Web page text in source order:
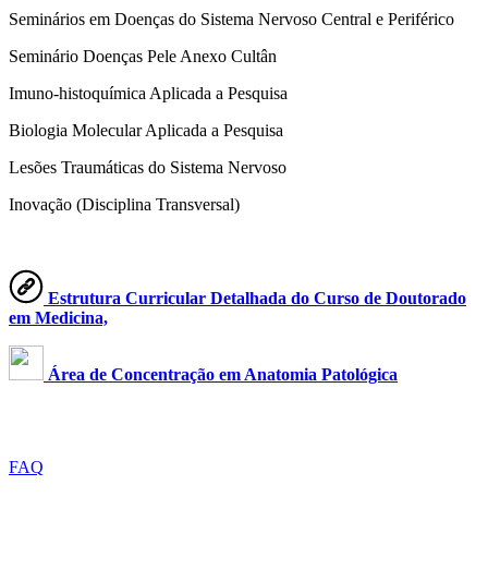
Seminários em Doenças do Sistema Nervoso Central e Periférico
Seminário Doenças Pele Anexo Cultân
Imuno-histoquímica Aplicada a Pesquisa
Biologia Molecular Aplicada a Pesquisa
Lesões Traumáticas do Sistema Nervoso
Inovação (Disciplina Transversal)
Estrutura Curricular Detalhada do Curso de Doutorado
em Medicina,
Área de Concentração em Anatomia Patológica
FAQ